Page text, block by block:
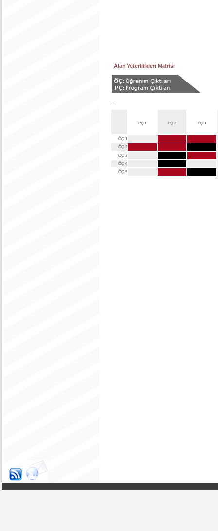
Alan Yeterlilikleri Matrisi
--
PÇ 1 PÇ 2 PÇ 3
ÖÇ 1
ÖÇ 2
ÖÇ 3
ÖÇ 4
ÖÇ 5